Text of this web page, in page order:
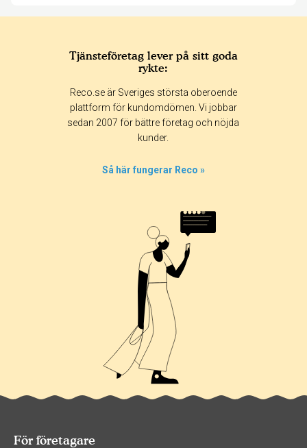
Tjänsteföretag lever på sitt goda
rykte:
Reco.se är Sveriges största oberoende
plattform för kundomdömen. Vi jobbar
sedan 2007 för bättre företag och nöjda
kunder.
Så här fungerar Reco »
För företagare